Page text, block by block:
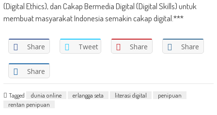
(Digital Ethics), dan Cakap Bermedia Digital (Digital Skills) untuk
membuat masyarakat Indonesia semakin cakap digital.***
Share Tweet Share Share
Share
Tagged dunia online erlangga seta literasi digital
penipuan
rentan penipuan